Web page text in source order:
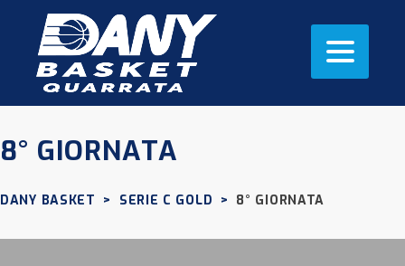
8° GIORNATA
DANY BASKET > SERIE C GOLD > 8° GIORNATA